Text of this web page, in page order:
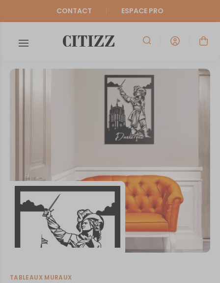
CONTACT ESPACE PRO
TABLEAUX MURAUX